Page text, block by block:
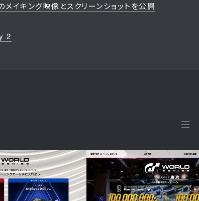
キング映像とスクリーンショットを公開
2